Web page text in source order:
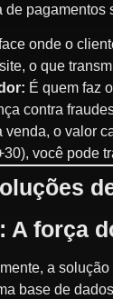
de
onde o
o que
É quem faz
contra
venda, o valor
você pode
A força
a
base de